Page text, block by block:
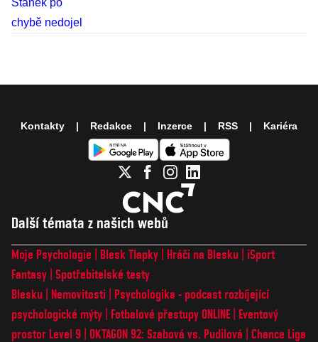
Další témata z našich webů
Moje Psychologie Blesk Tlapky Hráči na Blesku
iSport
Fantasy Spotřebitelské testy
Blesku
Nemovitosti
Psychologika - podcast rozbíjející
psychologické mýty
Fotbalové přestupy ONLINE
Eventový
prostor Level 9 OKTAGON 92: Szabová vs. Pudilová
Chance Liga
Kontakty Redakce Inzerce RSS Kariéra